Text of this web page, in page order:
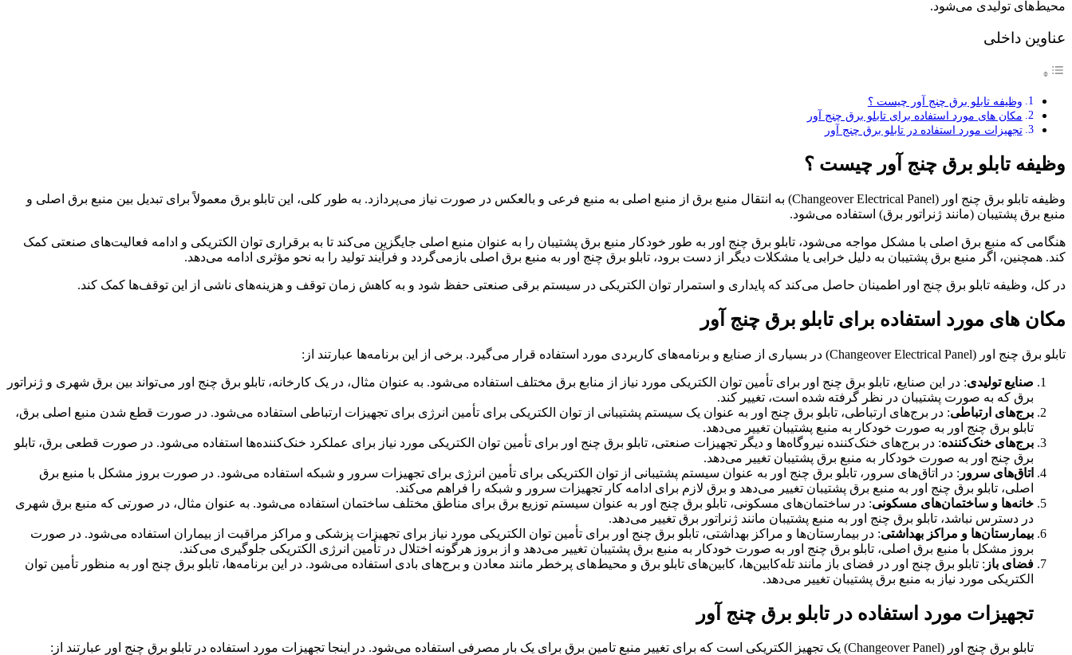
محیط‌های تولیدی می‌شود.
عناوین داخلی
وظیفه تابلو برق چنج آور چیست ؟
مکان های مورد استفاده برای تابلو برق چنج آور
تجهیزات مورد استفاده در تابلو برق چنج آور
وظیفه تابلو برق چنج آور چیست ؟
وظیفه تابلو برق چنج اور (Changeover Electrical Panel) به انتقال منبع برق از منبع اصلی به منبع فرعی و بالعکس در صورت نیاز می‌پردازد. به طور کلی، این تابلو برق معمولاً برای تبدیل بین منبع برق اصلی و
منبع برق پشتیبان (مانند ژنراتور برق) استفاده می‌شود.
هنگامی که منبع برق اصلی با مشکل مواجه می‌شود، تابلو برق چنج اور به طور خودکار منبع برق پشتیبان را به عنوان منبع اصلی جایگزین می‌کند تا به برقراری توان الکتریکی و ادامه فعالیت‌های صنعتی کمک
کند. همچنین، اگر منبع برق پشتیبان به دلیل خرابی یا مشکلات دیگر از دست برود، تابلو برق چنج اور به منبع برق اصلی بازمی‌گردد و فرآیند تولید را به نحو مؤثری ادامه می‌دهد.
در کل، وظیفه تابلو برق چنج اور اطمینان حاصل می‌کند که پایداری و استمرار توان الکتریکی در سیستم برقی صنعتی حفظ شود و به کاهش زمان توقف و هزینه‌های ناشی از این توقف‌ها کمک کند.
مکان های مورد استفاده برای تابلو برق چنج آور
تابلو برق چنج اور (Changeover Electrical Panel) در بسیاری از صنایع و برنامه‌های کاربردی مورد استفاده قرار می‌گیرد. برخی از این برنامه‌ها عبارتند از:
صنایع تولیدی: در این صنایع، تابلو برق چنج اور برای تأمین توان الکتریکی مورد نیاز از منابع برق مختلف استفاده می‌شود. به عنوان مثال، در یک کارخانه، تابلو برق چنج اور می‌تواند بین برق شهری و ژنراتور
برق که به صورت پشتیبان در نظر گرفته شده است، تغییر کند.
برج‌های ارتباطی: در برج‌های ارتباطی، تابلو برق چنج اور به عنوان یک سیستم پشتیبانی از توان الکتریکی برای تأمین انرژی برای تجهیزات ارتباطی استفاده می‌شود. در صورت قطع شدن منبع اصلی برق،
تابلو برق چنج اور به صورت خودکار به منبع پشتیبان تغییر می‌دهد.
برج‌های خنک‌کننده: در برج‌های خنک‌کننده نیروگاه‌ها و دیگر تجهیزات صنعتی، تابلو برق چنج اور برای تأمین توان الکتریکی مورد نیاز برای عملکرد خنک‌کننده‌ها استفاده می‌شود. در صورت قطعی برق، تابلو
برق چنج اور به صورت خودکار به منبع برق پشتیبان تغییر می‌دهد.
اتاق‌های سرور : در اتاق‌های سرور، تابلو برق چنج اور به عنوان سیستم پشتیبانی از توان الکتریکی برای تأمین انرژی برای تجهیزات سرور و شبکه استفاده می‌شود. در صورت بروز مشکل با منبع برق
اصلی، تابلو برق چنج اور به منبع برق پشتیبان تغییر می‌دهد و برق لازم برای ادامه کار تجهیزات سرور و شبکه را فراهم می‌کند.
خانه‌ها و ساختمان‌های مسکونی: در ساختمان‌های مسکونی، تابلو برق چنج اور به عنوان سیستم توزیع برق برای مناطق مختلف ساختمان استفاده می‌شود. به عنوان مثال، در صورتی که منبع برق شهری
در دسترس نباشد، تابلو برق چنج اور به منبع پشتیبان مانند ژنراتور برق تغییر می‌دهد.
بیمارستان‌ها و مراکز بهداشتی: در بیمارستان‌ها و مراکز بهداشتی، تابلو برق چنج اور برای تأمین توان الکتریکی مورد نیاز برای تجهیزات پزشکی و مراکز مراقبت از بیماران استفاده می‌شود. در صورت
بروز مشکل با منبع برق اصلی، تابلو برق چنج اور به صورت خودکار به منبع برق پشتیبان تغییر می‌دهد و از بروز هرگونه اختلال در تأمین انرژی الکتریکی جلوگیری می‌کند.
فضای باز : تابلو برق چنج اور در فضای باز مانند تله‌کابین‌ها، کابین‌های تابلو برق و محیط‌های پرخطر مانند معادن و برج‌های بادی استفاده می‌شود. در این برنامه‌ها، تابلو برق چنج اور به منظور تأمین توان
الکتریکی مورد نیاز به منبع برق پشتیبان تغییر می‌دهد.
تجهیزات مورد استفاده در تابلو برق چنج آور
تابلو برق چنج اور (Changeover Panel) یک تجهیز الکتریکی است که برای تغییر منبع تامین برق برای یک بار مصرفی استفاده می‌شود. در اینجا تجهیزات مورد استفاده در تابلو برق چنج اور عبارتند از: